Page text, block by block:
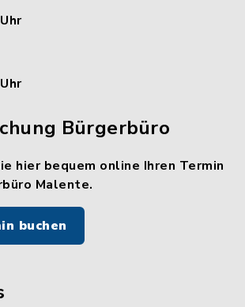
Bürgerbüro
hier bequem online Ihren Termin
Malente.
buchen